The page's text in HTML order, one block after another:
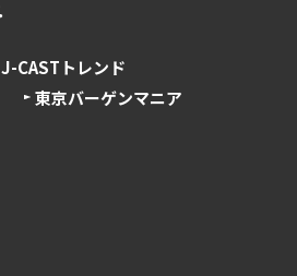
J-CASTトレンド
東京バーゲンマニア